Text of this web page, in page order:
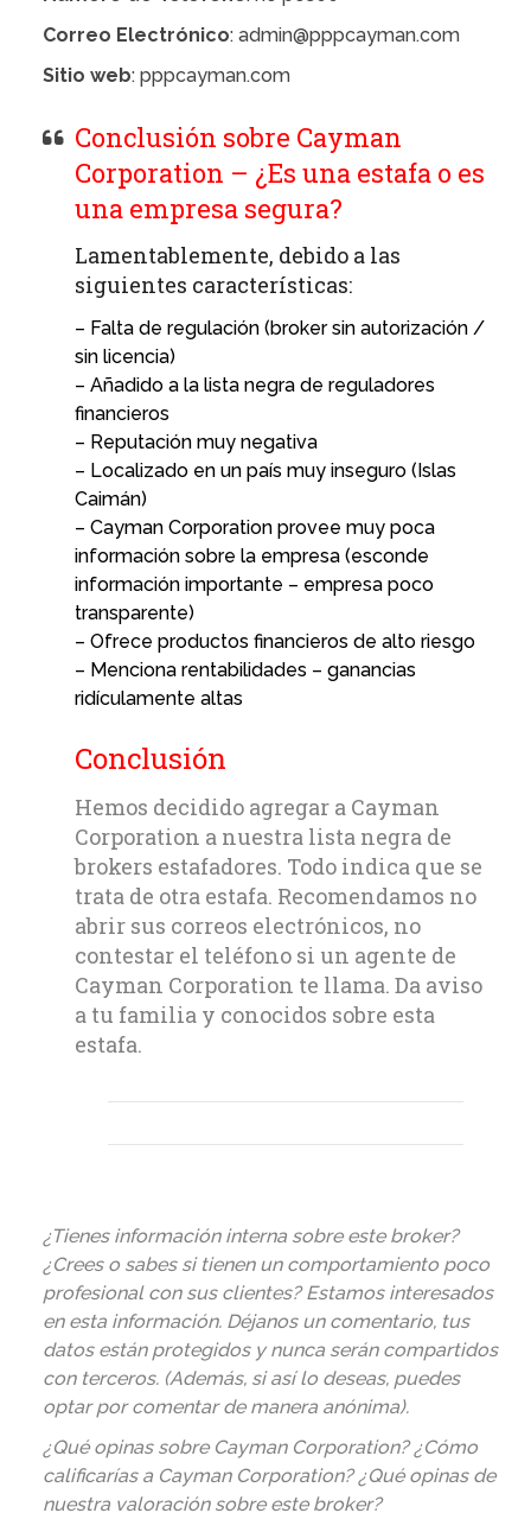
Correo Electrónico: admin@pppcayman.com
Sitio web: pppcayman.com
Conclusión sobre Cayman
Corporation – ¿Es una estafa o es
una empresa segura?
Lamentablemente, debido a las
siguientes características:
– Falta de regulación (broker sin autorización /
sin licencia)
– Añadido a la lista negra de reguladores
financieros
– Reputación muy negativa
– Localizado en un país muy inseguro (Islas
Caimán)
– Cayman Corporation provee muy poca
información sobre la empresa (esconde
información importante – empresa poco
transparente)
– Ofrece productos financieros de alto riesgo
– Menciona rentabilidades – ganancias
ridículamente altas
Conclusión
Hemos decidido agregar a Cayman
Corporation a nuestra lista negra de
brokers estafadores. Todo indica que se
trata de otra estafa. Recomendamos no
abrir sus correos electrónicos, no
contestar el teléfono si un agente de
Cayman Corporation te llama. Da aviso
a tu familia y conocidos sobre esta
estafa.
¿Tienes información interna sobre este broker?
¿Crees o sabes si tienen un comportamiento poco
profesional con sus clientes? Estamos interesados
en esta información. Déjanos un comentario, tus
datos están protegidos y nunca serán compartidos
con terceros. (Además, si así lo deseas, puedes
optar por comentar de manera anónima).
¿Qué opinas sobre Cayman Corporation? ¿Cómo
calificarías a Cayman Corporation? ¿Qué opinas de
nuestra valoración sobre este broker?